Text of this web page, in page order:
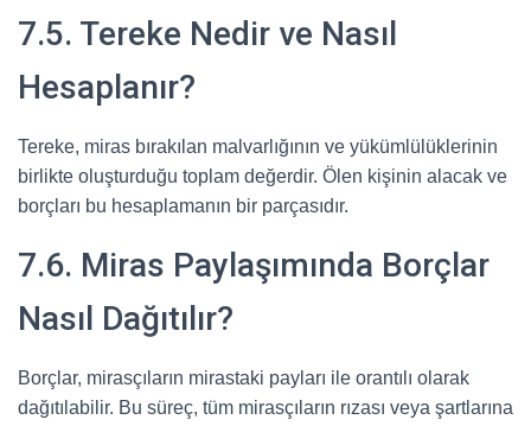
7.5. Tereke Nedir ve Nasıl
Hesaplanır?
Tereke, miras bırakılan malvarlığının ve yükümlülüklerinin
birlikte oluşturduğu toplam değerdir. Ölen kişinin alacak ve
borçları bu hesaplamanın bir parçasıdır.
7.6. Miras Paylaşımında Borçlar
Nasıl Dağıtılır?
Borçlar, mirasçıların mirastaki payları ile orantılı olarak
dağıtılabilir. Bu süreç, tüm mirasçıların rızası veya şartlarına